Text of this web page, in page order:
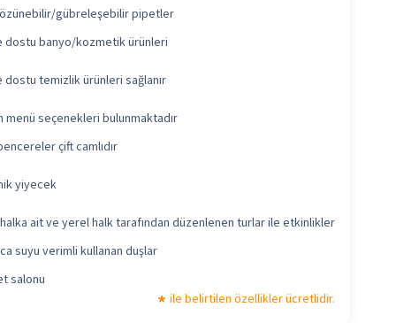
gübreleşebilir pipetler
dostu banyo/kozmetik ürünleri
dostu temizlik ürünleri sağlanır
menü seçenekleri bulunmaktadır
çift camlıdır
yiyecek
ait ve yerel halk tarafından düzenlenen turlar ile etkinlikler
suyu verimli kullanan duşlar
salonu
ile belirtilen özellikler ücretlidir.